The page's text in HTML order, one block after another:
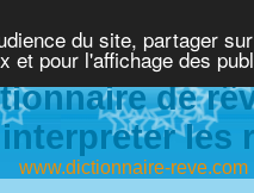
du site, partager
et pour l'affichage des
de
les
www.dictionnaire-reve.com